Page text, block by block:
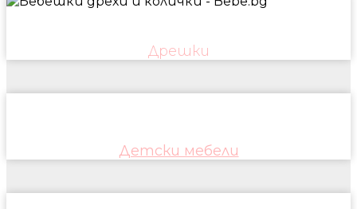
Дрешки
Детски мебели